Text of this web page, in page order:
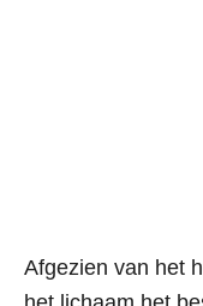
Afgezien van het